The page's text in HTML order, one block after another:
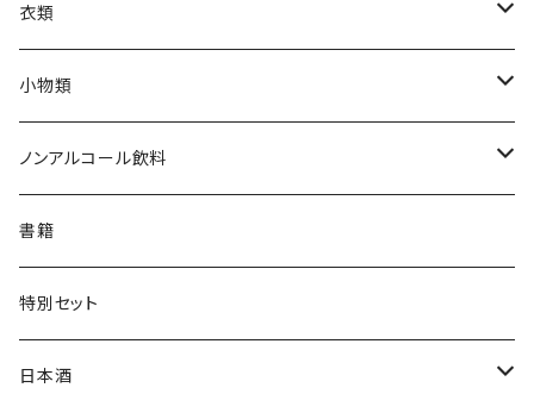
衣類
Tシャツ
ジャンパー
帽子・ニット帽
タオル・トートバッグ
小物類
枡
絵馬
キーホルダー
ミニゼッケン
ノンアルコール飲料
水
サイダー
甘酒
書籍
特別セット
日本酒